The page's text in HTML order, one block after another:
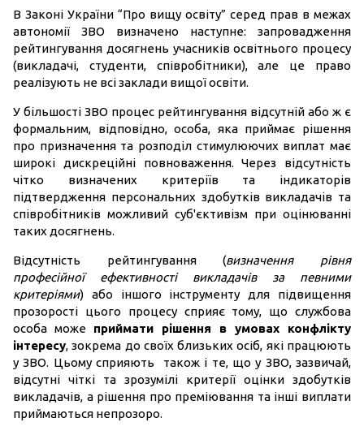
В Законі України “Про вищу освіту” серед прав в межах
автономії ЗВО визначено наступне: запровадження
рейтингування досягнень учасників освітнього процесу
(викладачі, студенти, співробітники), але це право
реалізують не всі заклади вищої освіти.
У більшості ЗВО процес рейтингування відсутній або ж є
формальним, відповідно, особа, яка приймає рішення
про призначення та розподіл стимулюючих виплат має
широкі дискреційні повноваження. Через відсутність
чітко визначених критеріїв та індикаторів
підтвердження персональних здобутків викладачів та
співробітників можливий суб'єктивізм при оцінюванні
таких досягнень.
Відсутність рейтингування (визначення рівня
професійної ефективності викладачів за певними
критеріями) або іншого інструменту для підвищення
прозорості цього процесу сприяє тому, що службова
особа може приймати рішення в умовах конфлікту
інтересу, зокрема до своїх близьких осіб, які працюють
у ЗВО. Цьому сприяють також і те, що у ЗВО, зазвичай,
відсутні чіткі та зрозумілі критерії оцінки здобутків
викладачів, а рішення про преміювання та інші виплати
приймаються непрозоро.